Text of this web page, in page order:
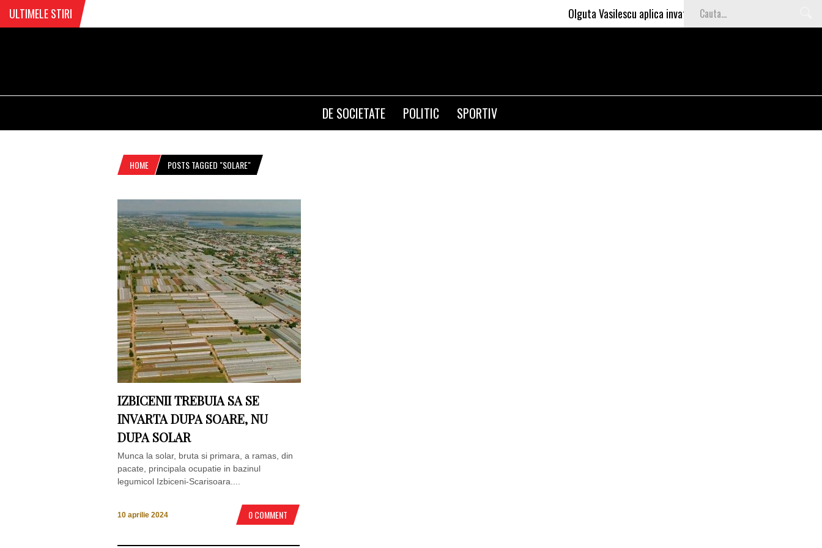
ULTIMELE STIRI Olguta Vasilescu aplica invataturile lui Nea Marin: somajul
DE SOCIETATE POLITIC SPORTIV
HOME POSTS TAGGED "SOLARE"
IZBICENII TREBUIA SA SE
INVARTA DUPA SOARE, NU
DUPA SOLAR
Munca la solar, bruta si primara, a ramas, din
pacate, principala ocupatie in bazinul
legumicol Izbiceni-Scarisoara....
10 aprilie 2024 0 COMMENT